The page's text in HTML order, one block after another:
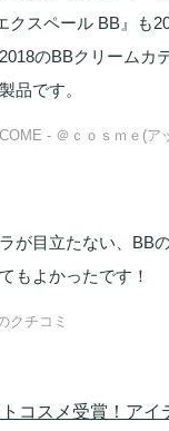
クスペール BB』も
のBBクリームカ
品です。
- ＠ｃｏｓｍｅ(ア
が目立たない、BB
もよかったです！
クチコミ
コスメ受賞！ア